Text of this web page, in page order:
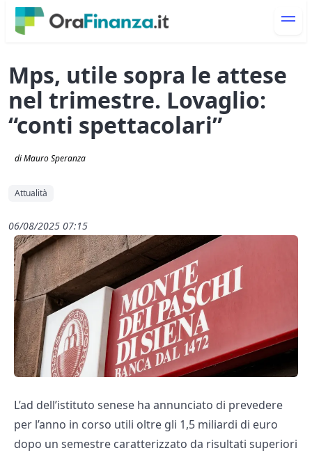
Mps, utile sopra le attese
nel trimestre. Lovaglio:
“conti spettacolari”
di Mauro Speranza
Attualità
06/08/2025 07:15
L’ad dell’istituto senese ha annunciato di prevedere
per l’anno in corso utili oltre gli 1,5 miliardi di euro
dopo un semestre caratterizzato da risultati superiori